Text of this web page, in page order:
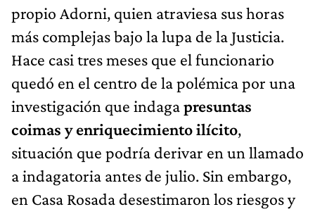
propio Adorni, quien atraviesa sus horas
más complejas bajo la lupa de la Justicia.
Hace casi tres meses que el funcionario
quedó en el centro de la polémica por una
investigación que indagapresuntas
coimas y enriquecimiento ilícito,
situación que podría derivar en un llamado
a indagatoria antes de julio. Sin embargo,
en Casa Rosada desestimaron los riesgos y